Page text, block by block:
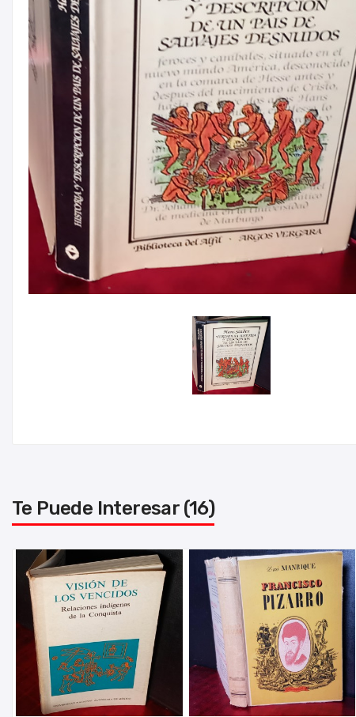
Te Puede Interesar (16)